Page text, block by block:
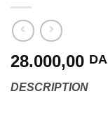
28.000,00 DA
DESCRIPTION